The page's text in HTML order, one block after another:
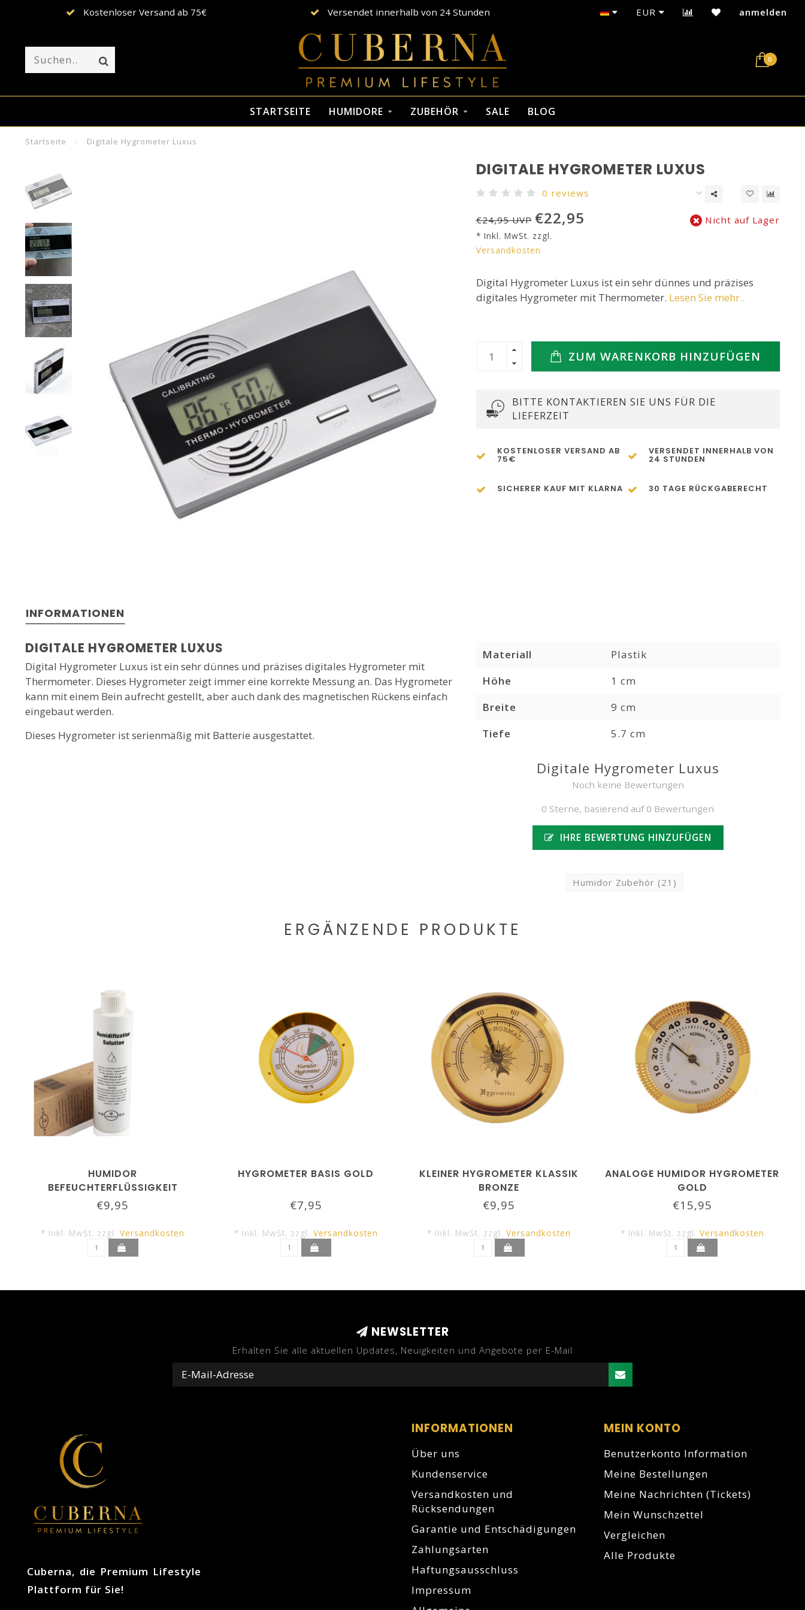
Kostenloser Versand ab 75€ Versendet innerhalb von 24 Stunden Sicherer Kauf auf Rechnung mit Klarna
EUR anmelden
0
STARTSEITE HUMIDORE ZUBEHÖR SALE BLOG
Startseite / Digitale Hygrometer Luxus
DIGITALE HYGROMETER LUXUS
0 reviews
€24,95 UVP €22,95
* Inkl. MwSt. zzgl.
Versandkosten
Nicht auf Lager
Digital Hygrometer Luxus ist ein sehr dünnes und präzises
digitales Hygrometer mit Thermometer. Lesen Sie mehr..
ZUM WARENKORB HINZUFÜGEN
BITTE KONTAKTIEREN SIE UNS FÜR DIE
LIEFERZEIT
KOSTENLOSER VERSAND AB
75€
VERSENDET INNERHALB VON
24 STUNDEN
SICHERER KAUF MIT KLARNA 30 TAGE RÜCKGABERECHT
INFORMATIONEN
DIGITALE HYGROMETER LUXUS
Digital Hygrometer Luxus ist ein sehr dünnes und präzises digitales Hygrometer mit
Thermometer. Dieses Hygrometer zeigt immer eine korrekte Messung an. Das Hygrometer
kann mit einem Bein aufrecht gestellt, aber auch dank des magnetischen Rückens einfach
eingebaut werden.
Dieses Hygrometer ist serienmäßig mit Batterie ausgestattet.
Materiall
Plastik
Höhe
1 cm
Breite
9 cm
Tiefe
5.7 cm
Digitale Hygrometer Luxus
Noch keine Bewertungen
0 Sterne, basierend auf 0 Bewertungen
IHRE BEWERTUNG HINZUFÜGEN
Humidor Zubehör (21)
ERGÄNZENDE PRODUKTE
HUMIDOR
BEFEUCHTERFLÜSSIGKEIT
SIKARLAN
€9,95
* Inkl. MwSt. zzgl.Versandkosten
HYGROMETER BASIS GOLD
€7,95
* Inkl. MwSt. zzgl. Versandkosten
KLEINER HYGROMETER KLASSIK
BRONZE
€9,95
* Inkl. MwSt. zzgl.Versandkosten
ANALOGE HUMIDOR HYGROMETER
GOLD
€15,95
* Inkl. MwSt. zzgl. Versandkosten
NEWSLETTER
Erhalten Sie alle aktuellen Updates, Neuigkeiten und Angebote per E-Mail
Cuberna, die Premium Lifestyle
Plattform für Sie!
INFORMATIONEN
Über uns
Kundenservice
Versandkosten und
Rücksendungen
Garantie und Entschädigungen
Zahlungsarten
Haftungsausschluss
Impressum
MEIN KONTO
Benutzerkonto Information
Meine Bestellungen
Meine Nachrichten (Tickets)
Mein Wunschzettel
Vergleichen
Alle Produkte